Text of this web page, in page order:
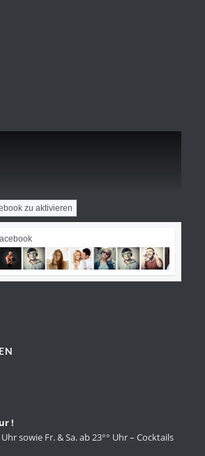
zu aktivieren
!
sowie Fr. & Sa. ab 23°° Uhr – Cocktails